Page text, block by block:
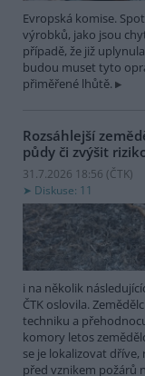
Evropská komise.
výrobků, jako jsou
případě, že již
budou muset tyto
přiměřené lhůtě.
Rozsáhlejší
půdy či zvýšit
31.7.2026 18:56 (ČTK)
Diskuse: 11
i na několik
ČTK oslovila.
techniku a
komory letos
se je lokalizovat dříve,
před vznikem požárů